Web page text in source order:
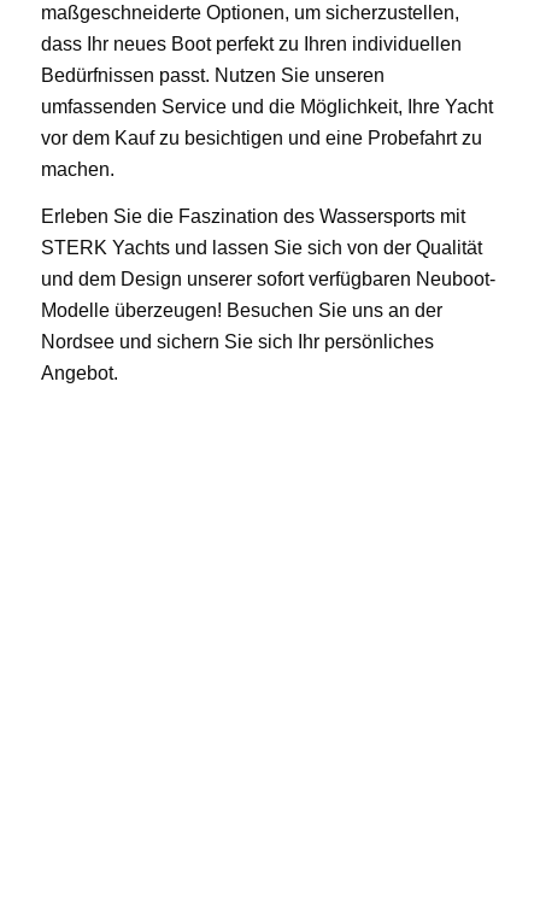
maßgeschneiderte Optionen, um sicherzustellen,
dass Ihr neues Boot perfekt zu Ihren individuellen
Bedürfnissen passt. Nutzen Sie unseren
umfassenden Service und die Möglichkeit, Ihre Yacht
vor dem Kauf zu besichtigen und eine Probefahrt zu
machen.
Erleben Sie die Faszination des Wassersports mit
STERK Yachts und lassen Sie sich von der Qualität
und dem Design unserer sofort verfügbaren Neuboot-
Modelle überzeugen! Besuchen Sie uns an der
Nordsee und sichern Sie sich Ihr persönliches
Angebot.